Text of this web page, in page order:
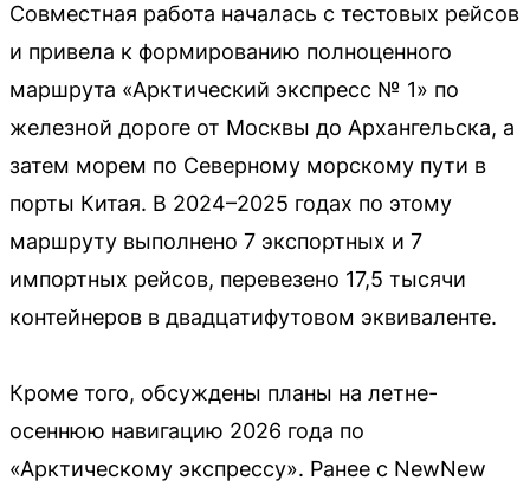
Совместная работа началась с тестовых рейсов
и привела к формированию полноценного
маршрута «Арктический экспресс № 1» по
железной дороге от Москвы до Архангельска, а
затем морем по Северному морскому пути в
порты Китая. В 2024–2025 годах по этому
маршруту выполнено 7 экспортных и 7
импортных рейсов, перевезено 17,5 тысячи
контейнеров в двадцатифутовом эквиваленте.
Кроме того, обсуждены планы на летне-
осеннюю навигацию 2026 года по
«Арктическому экспрессу». Ранее с NewNew